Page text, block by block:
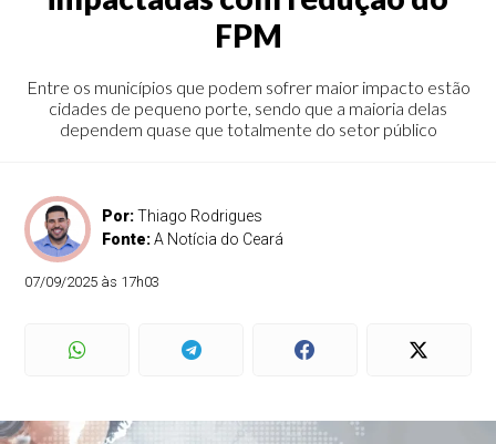
FPM
Entre os municípios que podem sofrer maior impacto estão
cidades de pequeno porte, sendo que a maioria delas
dependem quase que totalmente do setor público
Por:Thiago Rodrigues
Fonte:A Notícia do Ceará
07/09/2025 às 17h03